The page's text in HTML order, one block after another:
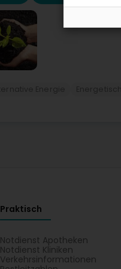
Praktisch
Notdienst Apotheken
Notdienst Kliniken
Verkehrsinformationen